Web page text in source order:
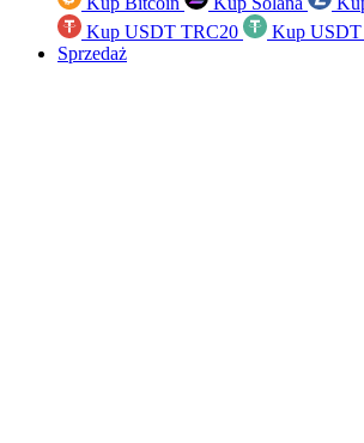
Kup USDT TRC20
Kup
Sprzedaż